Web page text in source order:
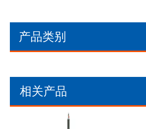
产品类别
相关产品